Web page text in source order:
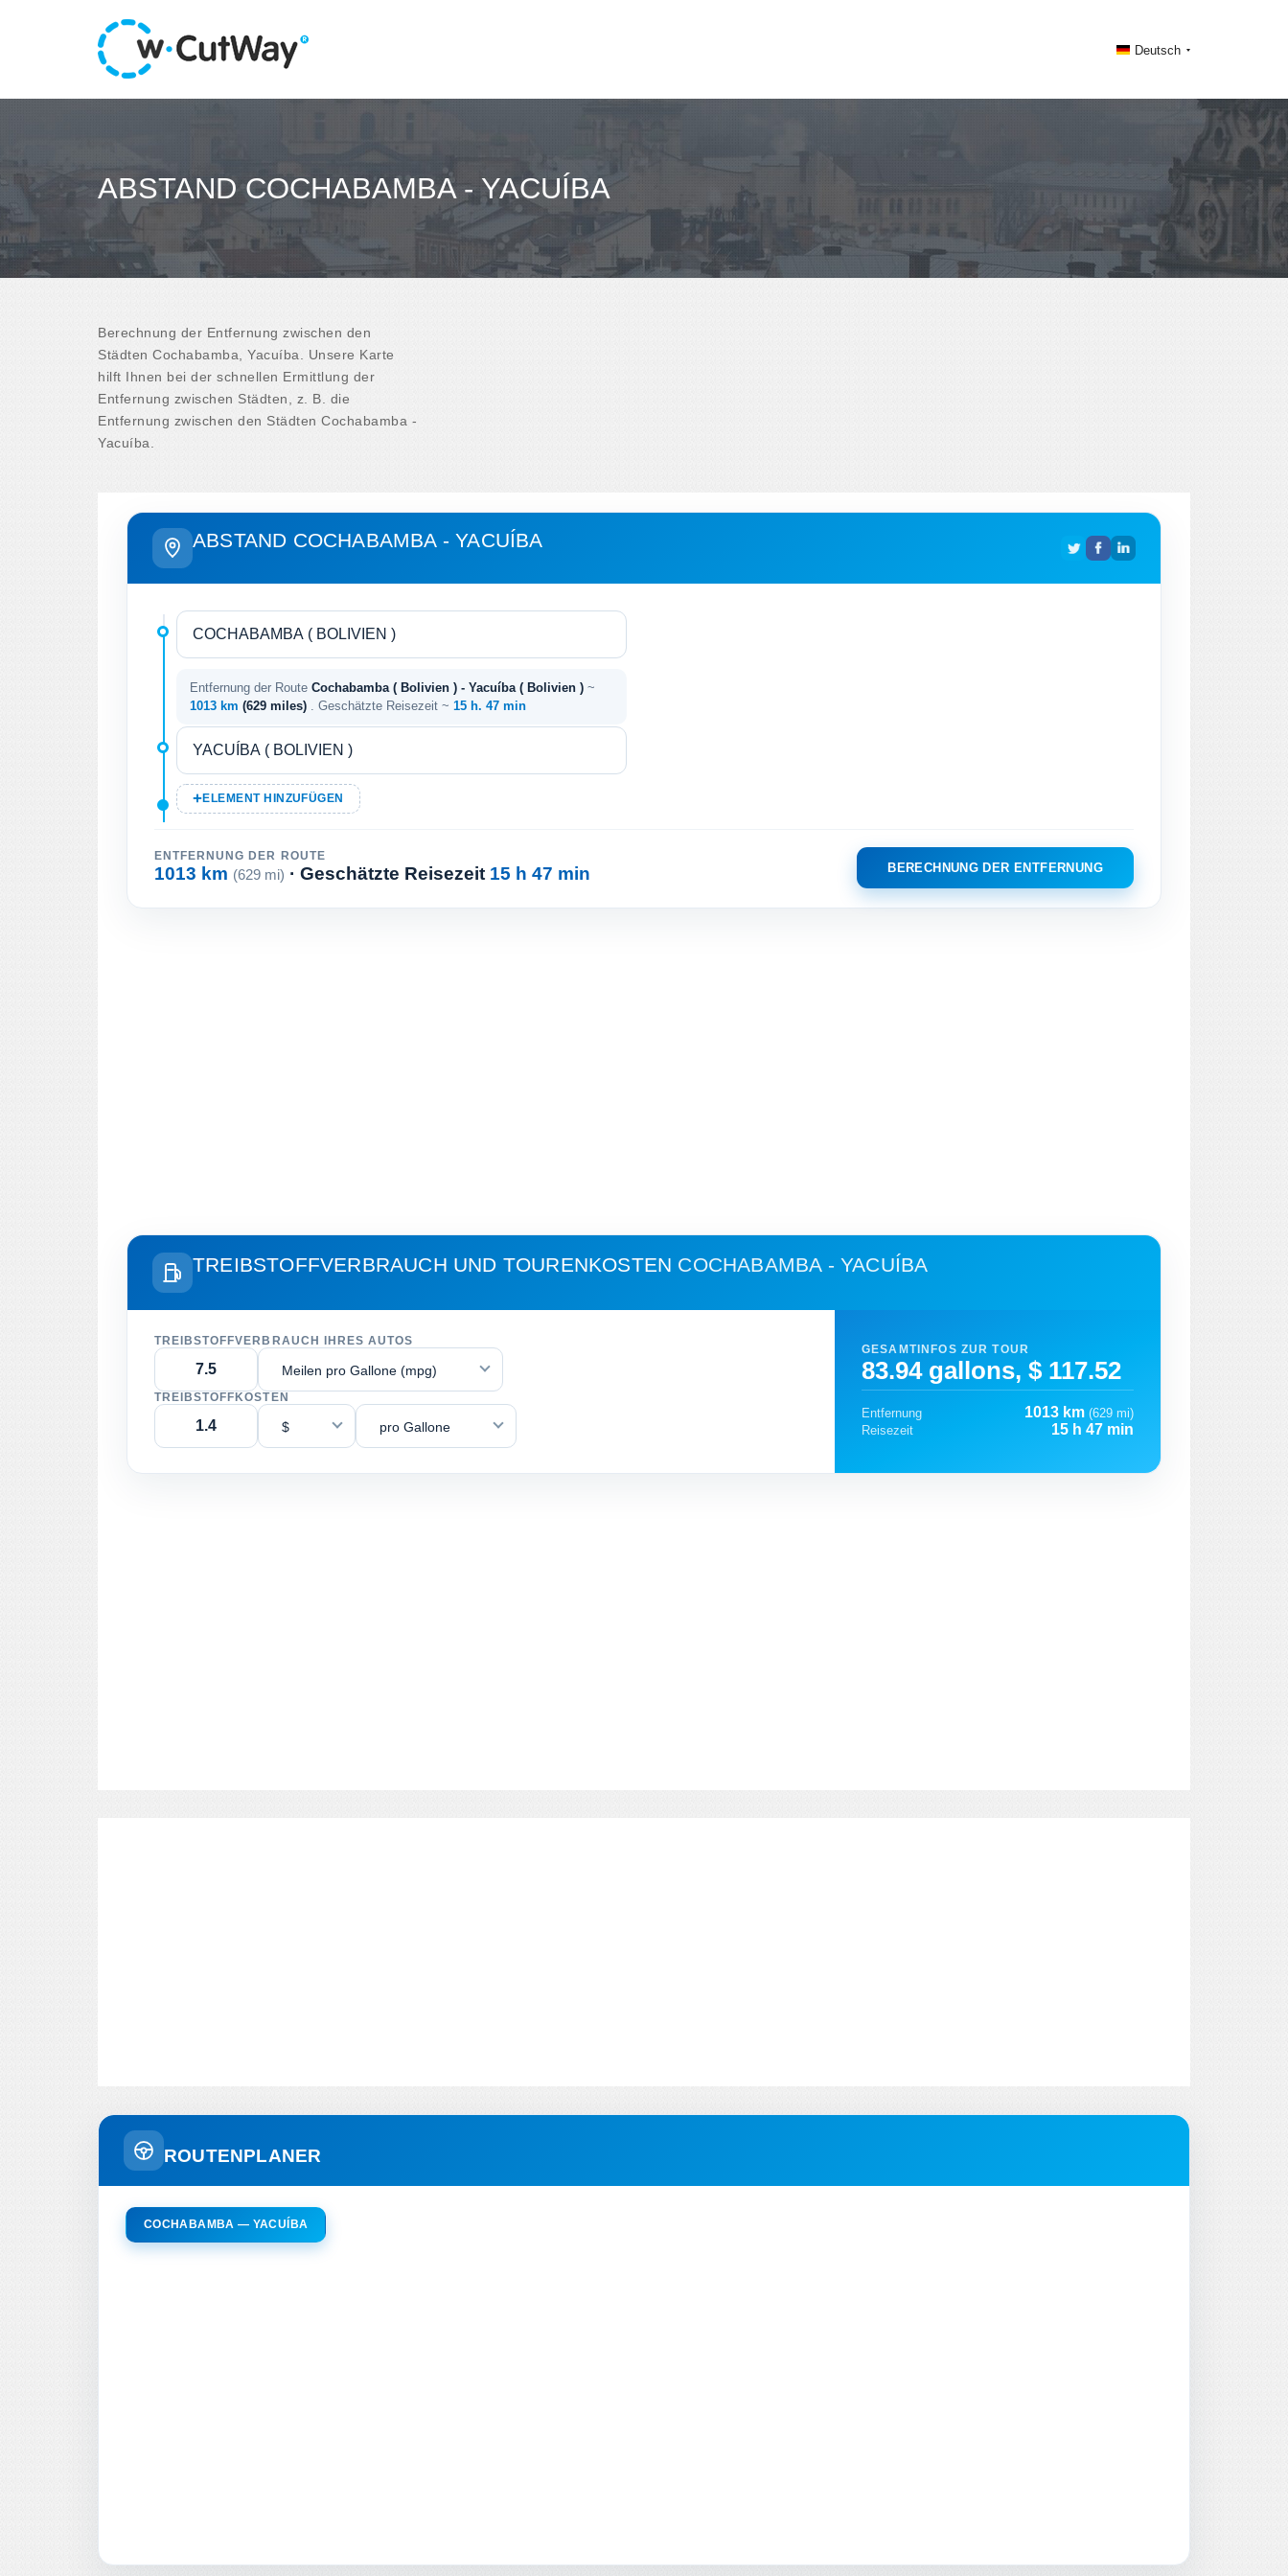
Deutsch
ABSTAND COCHABAMBA - YACUÍBA
Berechnung der Entfernung zwischen den
Städten Cochabamba, Yacuíba. Unsere Karte
hilft Ihnen bei der schnellen Ermittlung der
Entfernung zwischen Städten, z. B. die
Entfernung zwischen den Städten Cochabamba -
Yacuíba.
ABSTAND COCHABAMBA - YACUÍBA
Entfernung der Route Cochabamba ( Bolivien ) - Yacuíba ( Bolivien ) ~
1013 km (629 miles) . Geschätzte Reisezeit ~ 15 h. 47 min
ELEMENT HINZUFÜGEN
ENTFERNUNG DER ROUTE
1013 km (629 mi) · Geschätzte Reisezeit 15 h 47 min BERECHNUNG DER ENTFERNUNG
TREIBSTOFFVERBRAUCH UND TOURENKOSTEN COCHABAMBA - YACUÍBA
TREIBSTOFFVERBRAUCH IHRES AUTOS
Meilen pro Gallone (mpg)
TREIBSTOFFKOSTEN
$ pro Gallone
GESAMTINFOS ZUR TOUR
83.94 gallons, $ 117.52
Entfernung 1013 km (629 mi)
Reisezeit
15 h 47 min
ROUTENPLANER
COCHABAMBA — YACUÍBA